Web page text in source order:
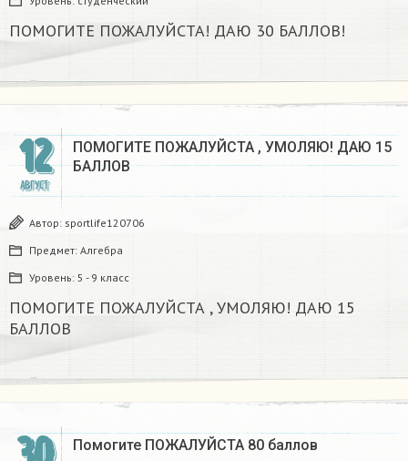
ПОМОГИТЕ ПОЖАЛУЙСТА! ДАЮ 30 БАЛЛОВ!
12
АВГУСТ
ПОМОГИТЕ ПОЖАЛУЙСТА , УМОЛЯЮ! ДАЮ 15
БАЛЛОВ
Автор: sportlife120706
Предмет: Алгебра
Уровень: 5 - 9 класс
ПОМОГИТЕ ПОЖАЛУЙСТА , УМОЛЯЮ! ДАЮ 15
БАЛЛОВ
Помогите ПОЖАЛУЙСТА 80 баллов